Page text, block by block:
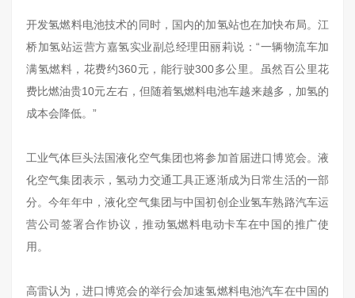
开发氢燃料电池技术的同时，国内的加氢站也在加快布局。江
桥加氢站运营方嘉氢实业副总经理田丽莉说：“一辆物流车加
满氢燃料，花费约360元，能行驶300多公里。虽然百公里花
费比燃油贵10元左右，但随着氢燃料电池车越来越多，加氢的
成本会降低。”
工业气体巨头法国液化空气集团也将参加首届进口博览会。液
化空气集团表示，氢动力交通工具正逐渐成为日常生活的一部
分。今年年中，液化空气集团与中国初创企业氢车熟路汽车运
营公司签署合作协议，推动氢燃料电动卡车在中国的推广使
用。
高雷认为，进口博览会的举行会加速氢燃料电池汽车在中国的